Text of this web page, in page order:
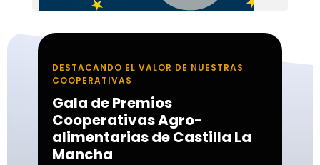
DESTACANDO EL VALOR DE NUESTRAS
COOPERATIVAS
Gala de Premios
Cooperativas Agro-
alimentarias de Castilla La
Mancha